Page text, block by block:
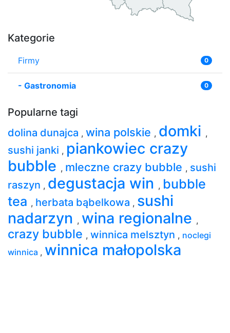
Kategorie
Firmy 0
- Gastronomia 0
Popularne tagi
dolina dunajca , wina polskie , domki ,
sushi janki , piankowiec crazy
bubble , mleczne crazy bubble , sushi
raszyn , degustacja win , bubble
tea , herbata bąbelkowa , sushi
nadarzyn , wina regionalne ,
crazy bubble , winnica melsztyn , noclegi
winnica , winnica małopolska